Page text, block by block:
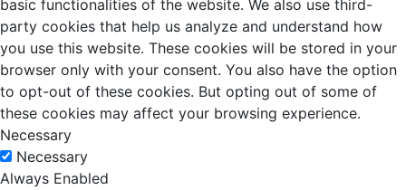
basic functionalities of the website. We also use third-
party cookies that help us analyze and understand how
you use this website. These cookies will be stored in your
browser only with your consent. You also have the option
to opt-out of these cookies. But opting out of some of
these cookies may affect your browsing experience.
Necessary
Necessary
Always Enabled